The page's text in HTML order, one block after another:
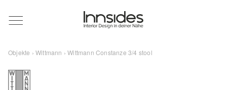
Magazin
Showrooms
Objekte ›Wittmann › Wittmann Constanze 3/4 stool